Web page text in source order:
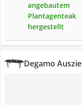
angebautem
Plantagenteak
hergestellt
Degamo